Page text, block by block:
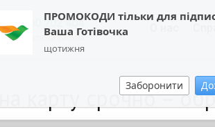
ПРОМОКОДИ тільки для
Ваша Готівочка
щотижня
Заборонити
0800 202 404
Обратный звонок
карту срочно –